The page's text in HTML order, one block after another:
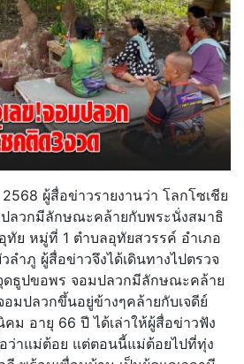
ผู้สื่อข่าวรายงานว่า โลกโซเชีย
ลวกมีลักษณะคล้ายกับพระนั่งสมาธิ
ทัย หมู่ที่ 1 ตำบลอุทัยสวรรค์ อำเภอ
ลำภู ผู้สื่อข่าวจึงได้เดินทางไปตรวจ
ดธูปขอพร จอมปลวกมีลักษณะคล้าย
มปลวกขึ้นอยู่ข้างๆคล้ายกับเจดีย์
อายุ 66 ปี ได้เล่าให้ผู้สื่อข่าวฟัง
ว่าแม่ต้อย แต่ตอนนี้แม่ต้อยไปที่ทุ่ง